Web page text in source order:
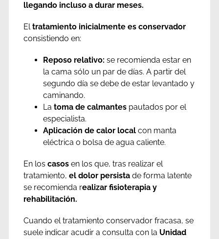
llegando incluso a durar meses.
Eltratamiento inicialmente es conservador
consistiendo en:
Reposo relativo: se recomienda estar en
la cama sólo un par de días. A partir del
segundo día se debe de estar levantado y
caminando.
La toma de calmantespautados por el
especialista.
Aplicación de calor localcon manta
eléctrica o bolsa de agua caliente.
En los casosen los que, tras realizar el
tratamiento, el dolor persista de forma latente
se recomienda realizar fisioterapia y
rehabilitación.
Cuando el tratamiento conservador fracasa, se
suele indicar acudir a consulta con la Unidad